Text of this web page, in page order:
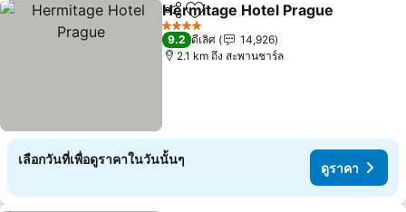
แชร์ เพิ่มในรายการโปรด
Hermitage Hotel Prague
4 ดาว
9.2 ดีเลิศ
14,926
2.1 km ถึง สะพานชาร์ล
เลือกวันที่เพื่อดูราคาในวันนั้นๆ
ดูราคา